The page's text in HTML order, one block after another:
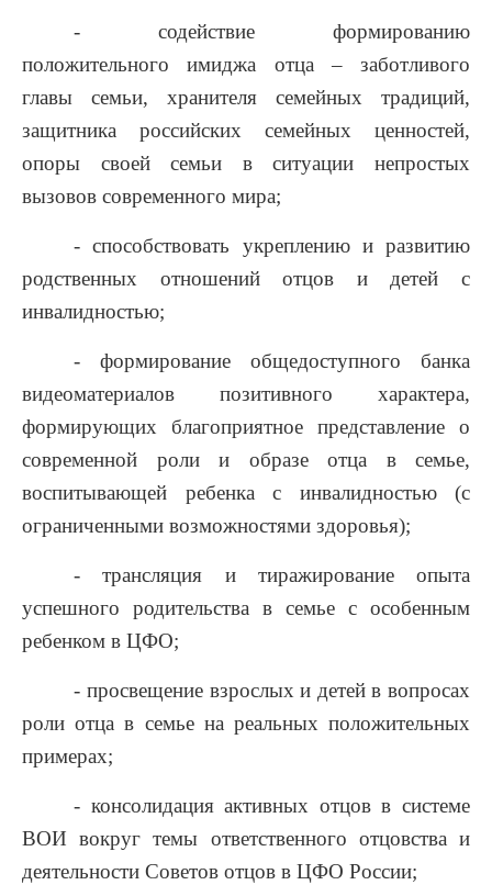
- содействие формированию
положительного имиджа отца – заботливого
главы семьи, хранителя семейных традиций,
защитника российских семейных ценностей,
опоры своей семьи в ситуации непростых
вызовов современного мира;
- способствовать укреплению и развитию
родственных отношений отцов и детей с
инвалидностью;
- формирование общедоступного банка
видеоматериалов позитивного характера,
формирующих благоприятное представление о
современной роли и образе отца в семье,
воспитывающей ребенка с инвалидностью (с
ограниченными возможностями здоровья);
- трансляция и тиражирование опыта
успешного родительства в семье с особенным
ребенком в ЦФО;
- просвещение взрослых и детей в вопросах
роли отца в семье на реальных положительных
примерах;
- консолидация активных отцов в системе
ВОИ вокруг темы ответственного отцовства и
деятельности Советов отцов в ЦФО России;